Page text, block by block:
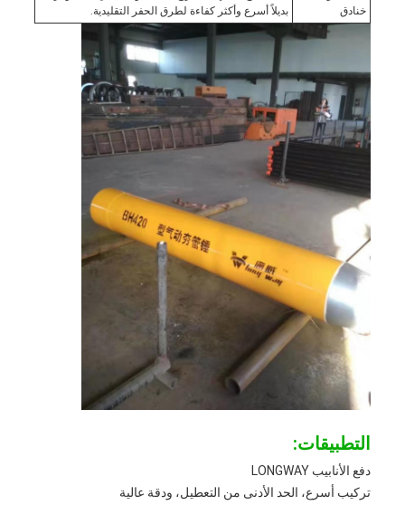
خنادق
بديلاً أسرع وأكثر كفاءة لطرق الحفر التقليدية.
التطبيقات:
دفع الأنابيب LONGWAY
تركيب أسرع، الحد الأدنى من التعطيل، ودقة عالية